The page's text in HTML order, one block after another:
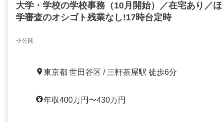
大学・学校の学校事務（10月開始）／在宅あり／
学審査のオシゴト残業なし!17時台定時
非公開
東京都 世田谷区 / 三軒茶屋駅 徒歩6分
年収400万円〜430万円